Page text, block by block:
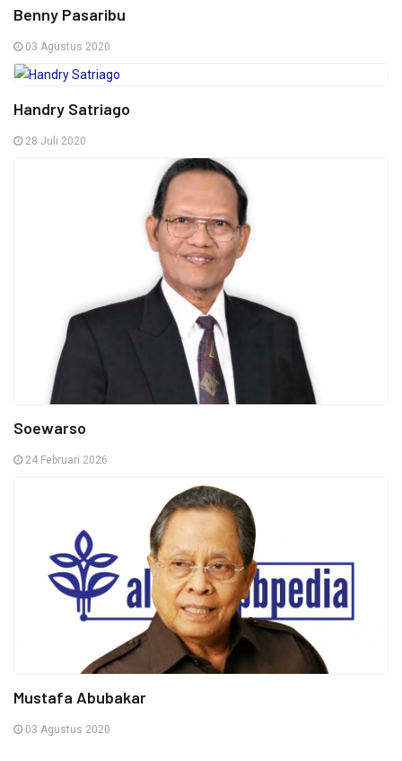
Benny Pasaribu
03 Agustus 2020
Handry Satriago
28 Juli 2020
Soewarso
24 Februari 2026
Mustafa Abubakar
03 Agustus 2020